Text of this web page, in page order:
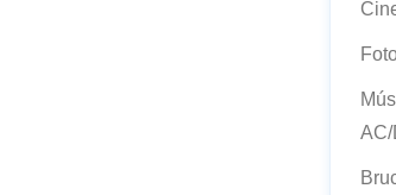
AC/